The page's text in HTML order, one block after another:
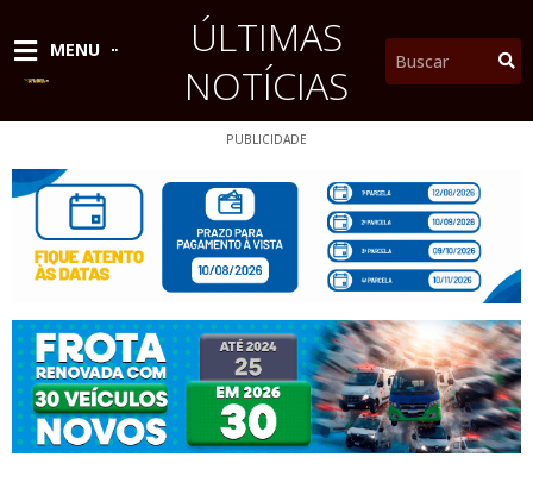
conteúdo
MENU
ÚLTIMAS
NOTÍCIAS
Pesquisar
PUBLICIDADE